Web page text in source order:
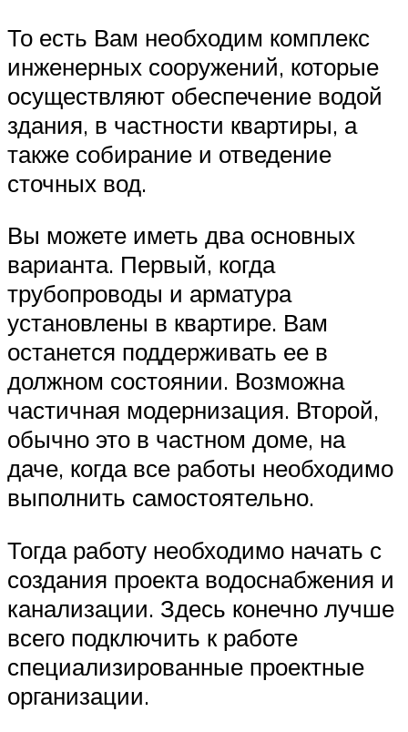
То есть Вам необходим комплекс
инженерных сооружений, которые
осуществляют обеспечение водой
здания, в частности квартиры, а
также собирание и отведение
сточных вод.
Вы можете иметь два основных
варианта. Первый, когда
трубопроводы и арматура
установлены в квартире. Вам
останется поддерживать ее в
должном состоянии. Возможна
частичная модернизация. Второй,
обычно это в частном доме, на
даче, когда все работы необходимо
выполнить самостоятельно.
Тогда работу необходимо начать с
создания проекта водоснабжения и
канализации. Здесь конечно лучше
всего подключить к работе
специализированные проектные
организации.